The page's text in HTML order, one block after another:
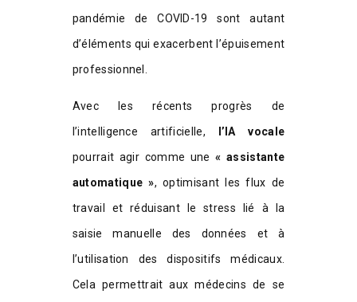
pandémie de COVID-19 sont autant
d’éléments qui exacerbent l’épuisement
professionnel.
Avec les récents progrès de
l’intelligence artificielle,
l’IA vocale
pourrait agir comme une« assistante
automatique », optimisant les flux de
travail et réduisant le stress lié à la
saisie manuelle des données et à
l’utilisation des dispositifs médicaux.
Cela permettrait aux médecins de se